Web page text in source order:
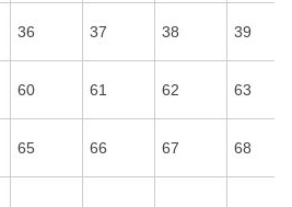
36 37 38 39
60 61 62 63
65 66 67 68